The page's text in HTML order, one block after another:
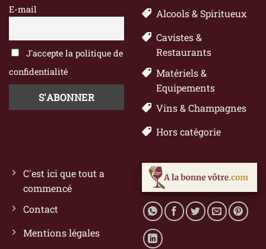
E-mail
J'accepte la politique de
confidentialité
Alcools & Spiritueux
Cavistes &
Restaurants
Matériels &
Equipements
Vins & Champagnes
Hors catégorie
C'est ici que tout a
commencé
Contact
Mentions légales